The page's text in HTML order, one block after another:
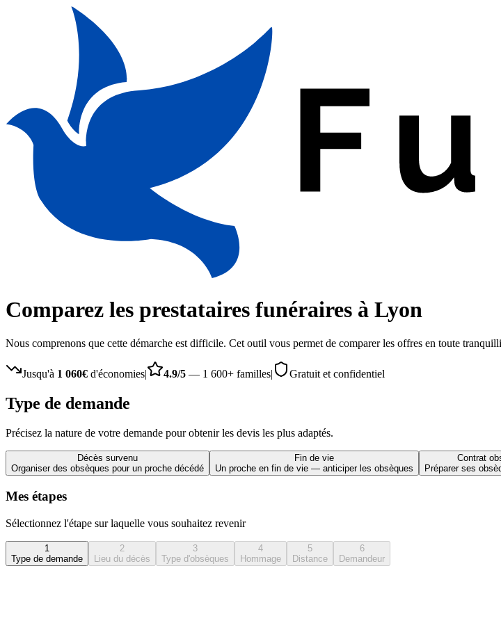
Comparez les prestataires funéraires à Lyon
Nous comprenons que cette démarche est difficile. Cet outil vous permet de comparer les offres en toute
Jusqu'à 1 060€ d'économies| 4.9/5 — 1 600+ familles| Gratuit et confidentiel
Type de demande
Précisez la nature de votre demande pour obtenir les devis les plus adaptés.
Décès survenu
Organiser des obsèques pour un proche décédé
Fin de vie
Un proche en fin de vie — anticiper les obsèques
Contrat
Préparer ses
Mes étapes
Sélectionnez l'étape sur laquelle vous souhaitez revenir
1
Type de demande
2
Lieu du décès
3
Type d'obsèques
4
Hommage
5
Distance
6
Demandeur